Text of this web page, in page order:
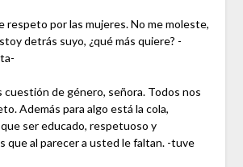
respeto por las mujeres. No me moleste,
detrás suyo, ¿qué más quiere? -
cuestión de género, señora. Todos nos
Además para algo está la cola,
ser educado, respetuoso y
que al parecer a usted le faltan. -tuve